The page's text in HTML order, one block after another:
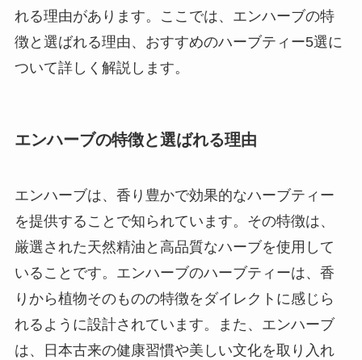
れる理由があります。ここでは、エンハーブの特
徴と選ばれる理由、おすすめのハーブティー5選に
ついて詳しく解説します。
エンハーブの特徴と選ばれる理由
エンハーブは、香り豊かで効果的なハーブティー
を提供することで知られています。その特徴は、
厳選された天然精油と高品質なハーブを使用して
いることです。エンハーブのハーブティーは、香
りから植物そのものの特徴をダイレクトに感じら
れるように設計されています。また、エンハーブ
は、日本古来の健康習慣や美しい文化を取り入れ